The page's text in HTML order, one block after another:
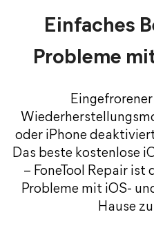
Einfaches
Probleme
oder iPhone
Das beste kostenlose
– FoneTool Repair ist
Probleme mit iOS-
Hause